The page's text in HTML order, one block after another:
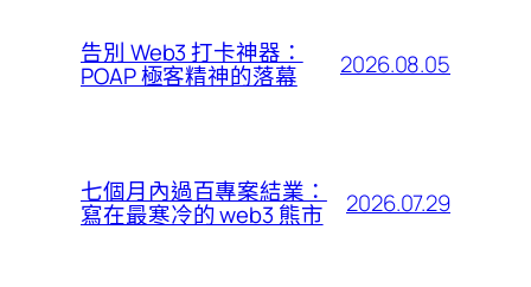
告別 Web3 打卡神器：
POAP 極客精神的落幕 2026.08.05
七個月內過百專案結業：
寫在最寒冷的 web3 熊市 2026.07.29